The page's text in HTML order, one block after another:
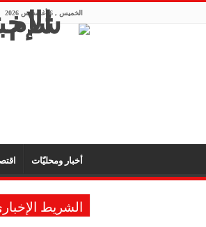
الخميس , 6 أغسطس 2026
أخبار ومحليّات
الشريط